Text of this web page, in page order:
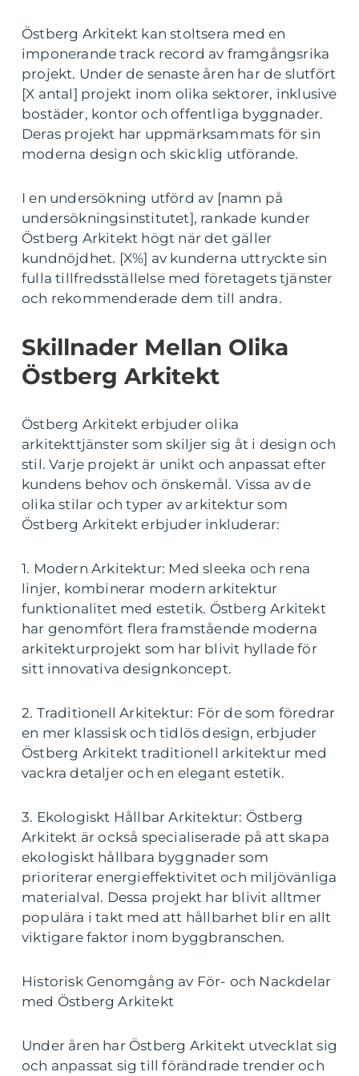
Östberg Arkitekt kan stoltsera med en
imponerande track record av framgångsrika
projekt. Under de senaste åren har de slutfört
[X antal] projekt inom olika sektorer, inklusive
bostäder, kontor och offentliga byggnader.
Deras projekt har uppmärksammats för sin
moderna design och skicklig utförande.
I en undersökning utförd av [namn på
undersökningsinstitutet], rankade kunder
Östberg Arkitekt högt när det gäller
kundnöjdhet. [X%] av kunderna uttryckte sin
fulla tillfredsställelse med företagets tjänster
och rekommenderade dem till andra.
Skillnader Mellan Olika
Östberg Arkitekt
Östberg Arkitekt erbjuder olika
arkitekttjänster som skiljer sig åt i design och
stil. Varje projekt är unikt och anpassat efter
kundens behov och önskemål. Vissa av de
olika stilar och typer av arkitektur som
Östberg Arkitekt erbjuder inkluderar:
1. Modern Arkitektur: Med sleeka och rena
linjer, kombinerar modern arkitektur
funktionalitet med estetik. Östberg Arkitekt
har genomfört flera framstående moderna
arkitekturprojekt som har blivit hyllade för
sitt innovativa designkoncept.
2. Traditionell Arkitektur: För de som föredrar
en mer klassisk och tidlös design, erbjuder
Östberg Arkitekt traditionell arkitektur med
vackra detaljer och en elegant estetik.
3. Ekologiskt Hållbar Arkitektur: Östberg
Arkitekt är också specialiserade på att skapa
ekologiskt hållbara byggnader som
prioriterar energieffektivitet och miljövänliga
materialval. Dessa projekt har blivit alltmer
populära i takt med att hållbarhet blir en allt
viktigare faktor inom byggbranschen.
Historisk Genomgång av För- och Nackdelar
med Östberg Arkitekt
Under åren har Östberg Arkitekt utvecklat sig
och anpassat sig till förändrade trender och